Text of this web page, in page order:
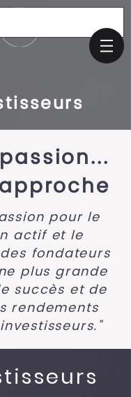
pour le
actif et le
fondateurs
plus grande
succès et de
rendements